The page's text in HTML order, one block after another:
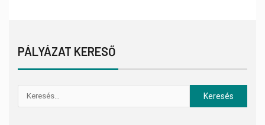
PÁLYÁZAT KERESŐ